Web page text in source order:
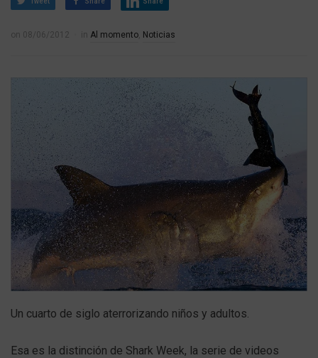
on 08/06/2012 in Al momento, Noticias
Un cuarto de siglo aterrorizando niños y adultos.
Esa es la distinción de Shark Week, la serie de videos